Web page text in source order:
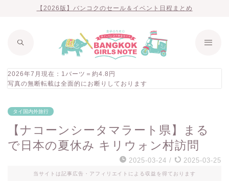
【2026版】バンコクのセール＆イベント日程まとめ
2026年7月現在：1バーツ＝約4.8円
写真の無断転載は全面的にお断りしております
タイ国内外旅行
【ナコーンシータマラート県】まる
で日本の夏休み キリウォン村訪問
2025-03-24 / 2025-03-25
当サイトは記事広告・アフィリエイトによる収益を得ております